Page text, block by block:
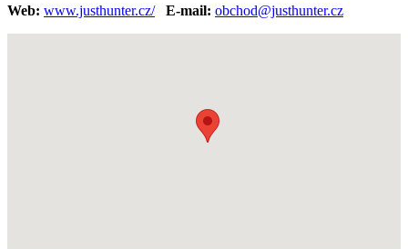
Web: www.justhunter.cz/ E-mail: obchod@justhunter.cz